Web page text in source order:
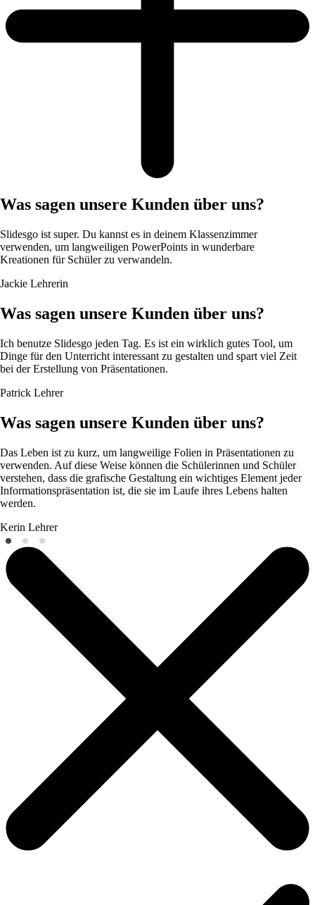
Was sagen unsere Kunden über uns?
Slidesgo ist super. Du kannst es in deinem Klassenzimmer
verwenden, um langweiligen PowerPoints in wunderbare
Kreationen für Schüler zu verwandeln.
Jackie Lehrerin
Was sagen unsere Kunden über uns?
Ich benutze Slidesgo jeden Tag. Es ist ein wirklich gutes Tool, um
Dinge für den Unterricht interessant zu gestalten und spart viel Zeit
bei der Erstellung von Präsentationen.
Patrick Lehrer
Was sagen unsere Kunden über uns?
Das Leben ist zu kurz, um langweilige Folien in Präsentationen zu
verwenden. Auf diese Weise können die Schülerinnen und Schüler
verstehen, dass die grafische Gestaltung ein wichtiges Element jeder
Informationspräsentation ist, die sie im Laufe ihres Lebens halten
werden.
Kerin Lehrer